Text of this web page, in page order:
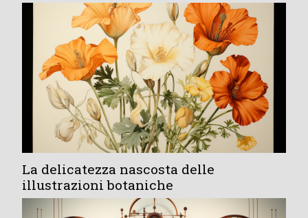
La delicatezza nascosta delle
illustrazioni botaniche